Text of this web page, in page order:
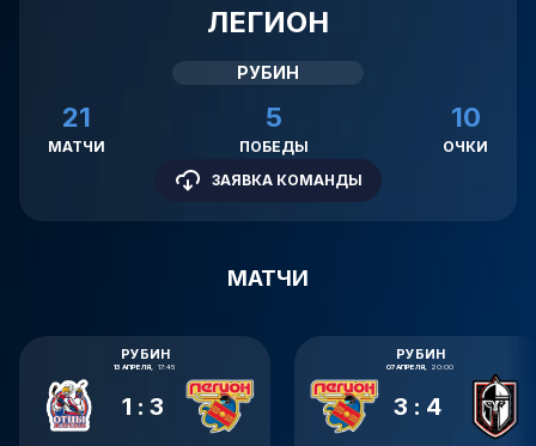
ЛЕГИОН
РУБИН
21
МАТЧИ
5
ПОБЕДЫ
10
ОЧКИ
ЗАЯВКА КОМАНДЫ
МАТЧИ
РУБИН
13 АПРЕЛЯ, 17:45
1:3
РУБИН
07 АПРЕЛЯ, 20:00
3:4